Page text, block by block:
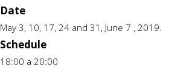
Date
May 3, 10, 17, 24 and 31, June 7 , 2019.
Schedule
18:00 a 20:00